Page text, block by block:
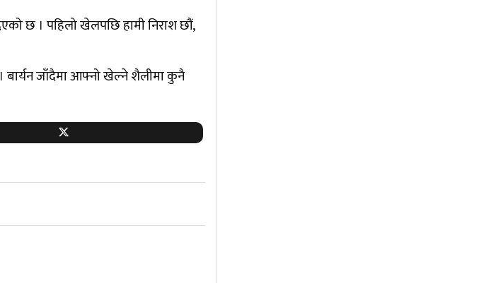
छ । पहिलो खेलपछि हामी निराश छौं,
बार्यन जाँदैमा आफ्नो खेल्ने शैलीमा कुनै